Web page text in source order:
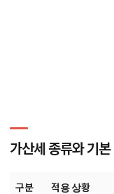
가산세 종류와 기
구분 적용 상황